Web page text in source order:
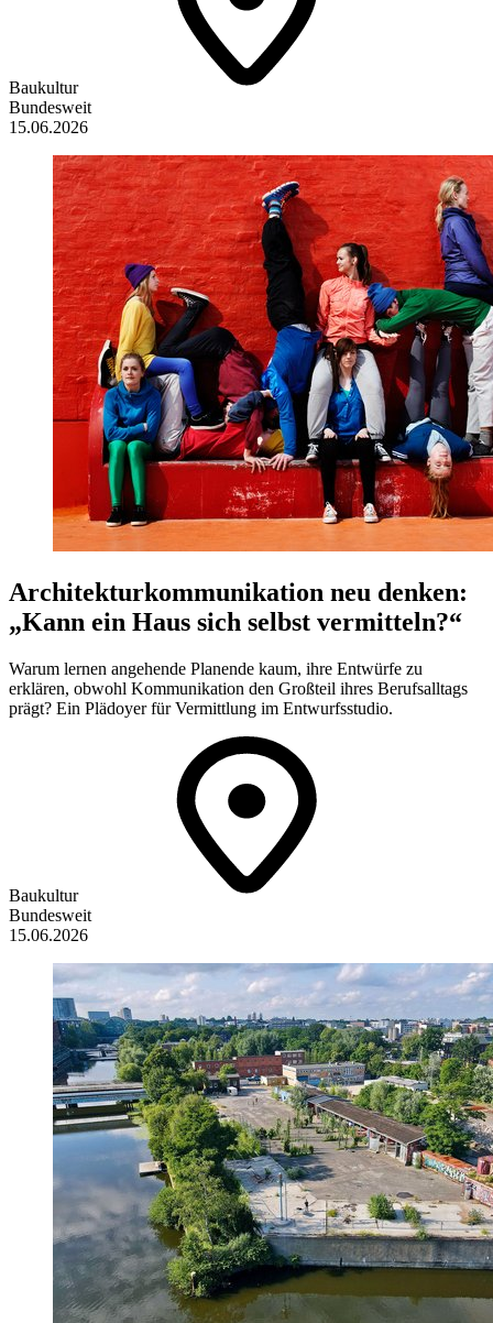
Baukultur
Bundesweit
15.06.2026
Architekturkommunikation neu denken:
„Kann ein Haus sich selbst vermitteln?“
Warum lernen angehende Planende kaum, ihre Entwürfe zu
erklären, obwohl Kommunikation den Großteil ihres Berufsalltags
prägt? Ein Plädoyer für Vermittlung im Entwurfsstudio.
Baukultur
Bundesweit
15.06.2026